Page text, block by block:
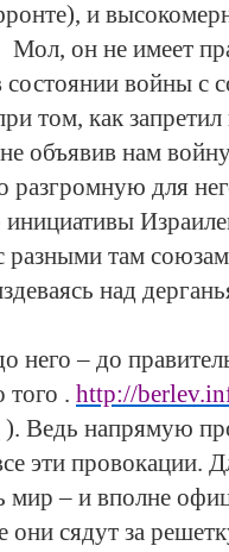
и
он не имеет
состоянии войны с
том, как
объявив нам
разгромную для
инициативы
разными там
над
него – до
того . http://
). Ведь напрямую
эти провокации.
мир – и вполне
сядут за